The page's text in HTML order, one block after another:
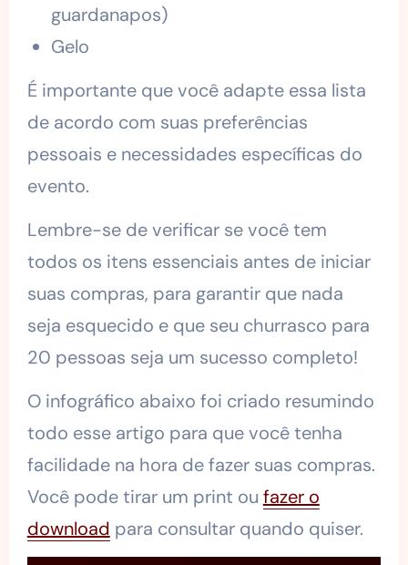
guardanapos)
Gelo
É importante que você adapte essa lista
de acordo com suas preferências
pessoais e necessidades específicas do
evento.
Lembre-se de verificar se você tem
todos os itens essenciais antes de iniciar
suas compras, para garantir que nada
seja esquecido e que seu churrasco para
20 pessoas seja um sucesso completo!
O infográfico abaixo foi criado resumindo
todo esse artigo para que você tenha
facilidade na hora de fazer suas compras.
Você pode tirar um print ou fazer o
download para consultar quando quiser.